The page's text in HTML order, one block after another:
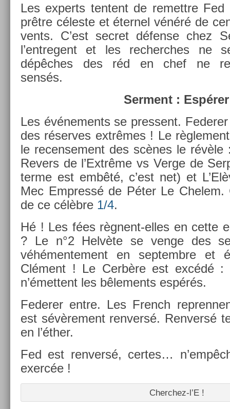
Les ex­perts ten­tent de re­mettre
prêtre céleste et éter­nel vénéré de
vents. C’est sec­ret défense chez
l’entregent et les re­cherches ne
dépêches des réd en chef ne
sensés.
Ser­ment : Espérer
Les événe­ments se pre­ssent.
des réser­ves extrêmes ! Le
le re­cen­se­ment des scènes le révèle
Re­v­ers de l’Extrême vs Verge de
terme est embêté, c’est net) et
Mec Em­pressé de Péter Le Chelem.
de ce célèbre 1/4.
Hé ! Les fées règnent-elles en cette
? Le n°2 Helvète se venge des
véhémen­te­ment en sep­tembre et
Clément ! Le Cerbère est excédé :
n’émet­tent les bêle­ments espérés.
Feder­er entre. Les French
est sévère­ment re­nv­ersé. Re­nv­ersé
en l’éther.
Fed est re­nv­ersé, cer­tes…
exercée !
Cherchez-l’E !